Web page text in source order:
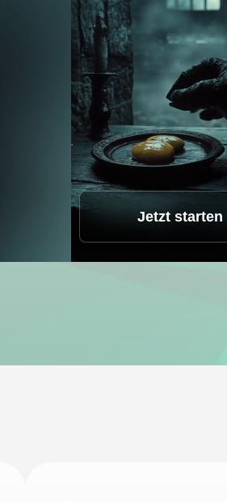
Sprachstudio
Hot
Gesichter tauschen
Video-Übersetzer
Video-Verbesserer
Lifetime Video
Jetzt starten